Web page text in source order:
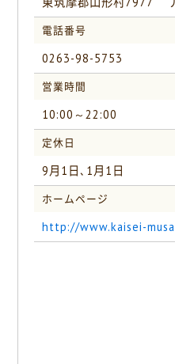
電話番号
0263-98-5753
営業時間
10:00～22:00
定休日
9月1日､1月1日
ホームページ
http://www.kaisei-